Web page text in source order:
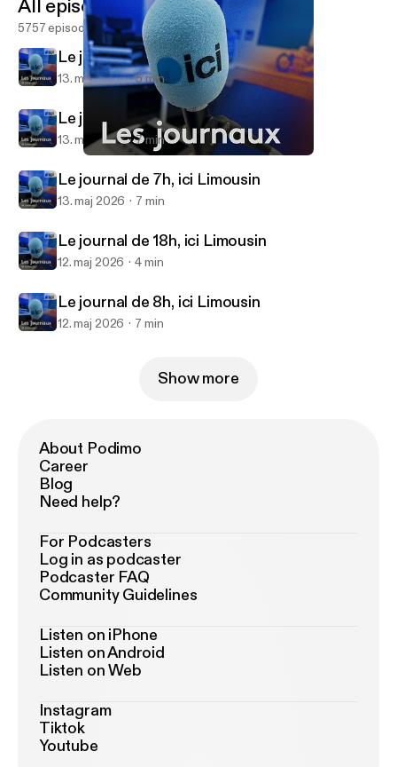
Les journaux, ici Limousin
All episodes
5757 episodes
Le journal de 18h, ici Limousin
13. maj 2026 5 min
Le journal de 8h, ici Limousin
13. maj 2026 7 min
Le journal de 7h, ici Limousin
13. maj 2026 7 min
Le journal de 18h, ici Limousin
12. maj 2026 4 min
Le journal de 8h, ici Limousin
12. maj 2026 7 min
Show more
About Podimo
Career
Blog
Need help?
For Podcasters
Log in as podcaster
Podcaster FAQ
Community Guidelines
Listen on iPhone
Listen on Android
Listen on Web
Instagram
Tiktok
Youtube